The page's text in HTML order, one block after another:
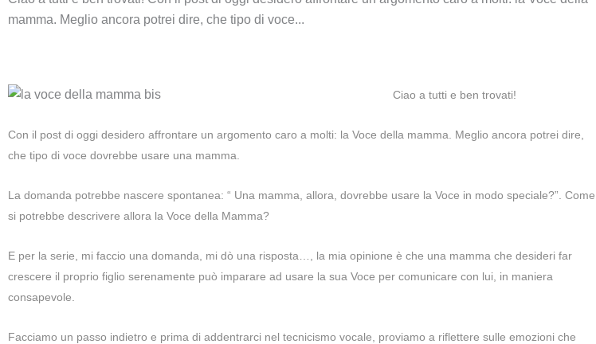
mamma. Meglio ancora potrei dire, che tipo di voce...
Ciao a tutti e ben trovati!
Con il post di oggi desidero affrontare un argomento caro a molti: la Voce della mamma. Meglio ancora potrei dire,
che tipo di voce dovrebbe usare una mamma.
La domanda potrebbe nascere spontanea: “ Una mamma, allora, dovrebbe usare la Voce in modo speciale?”. Come
si potrebbe descrivere allora la Voce della Mamma?
E per la serie, mi faccio una domanda, mi dò una risposta…, la mia opinione è che una mamma che desideri far
crescere il proprio figlio serenamente può imparare ad usare la sua Voce per comunicare con lui, in maniera
consapevole.
Facciamo un passo indietro e prima di addentrarci nel tecnicismo vocale, proviamo a riflettere sulle emozioni che